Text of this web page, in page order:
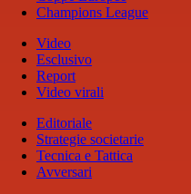
Champions League
Video
Esclusivo
Report
Video virali
Editoriale
Strategie societarie
Tecnica e Tattica
Avversari